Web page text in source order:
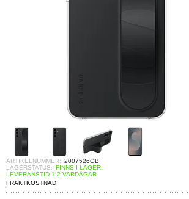
ARTIKELNUMMER: 2007526OB
LAGERSTATUS: FINNS I LAGER.
LEVERANSTID 1-2 VARDAGAR
FRAKTKOSTNAD